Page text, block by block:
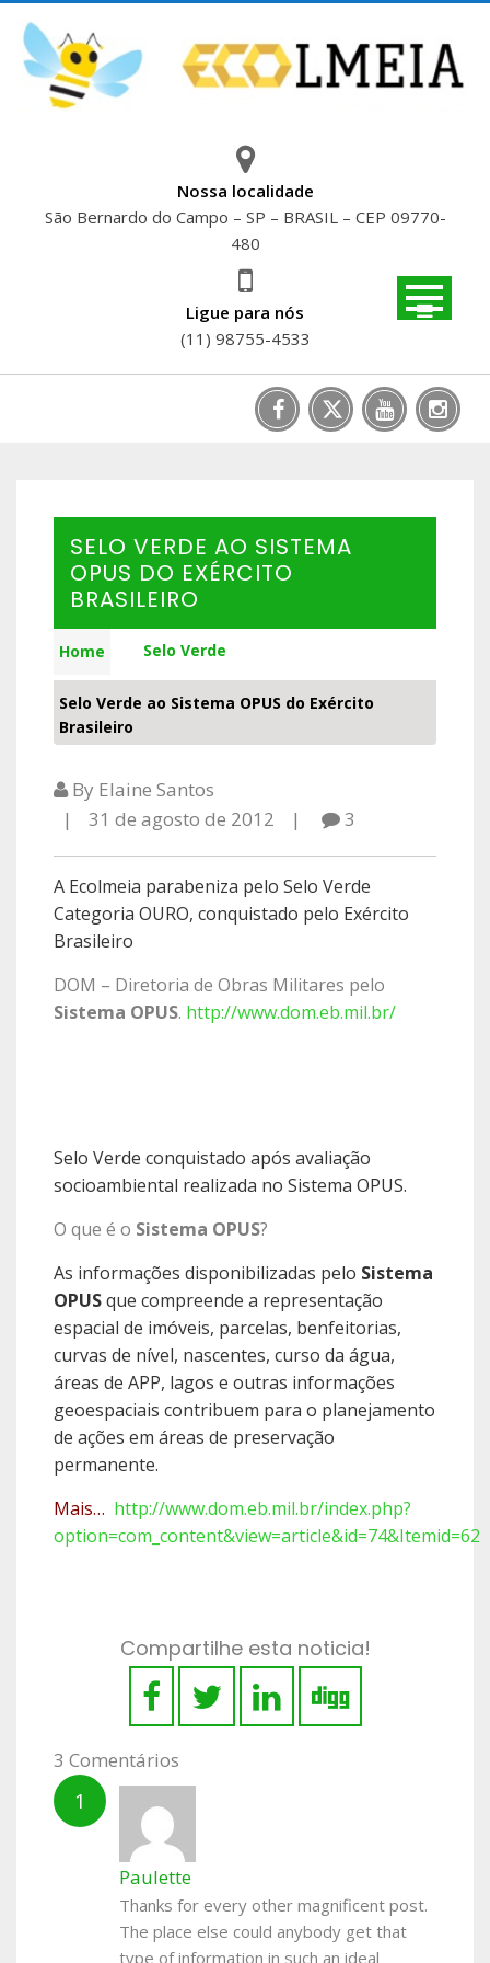
content
Nossa localidade
São Bernardo do Campo – SP – BRASIL – CEP 09770-
480
Ligue para nós
(11) 98755-4533
SELO VERDE AO SISTEMA
OPUS DO EXÉRCITO
BRASILEIRO
Home Selo Verde
Selo Verde ao Sistema OPUS do Exército
Brasileiro
By Elaine Santos
31 de agosto de 2012
3
A Ecolmeia parabeniza pelo Selo Verde
Categoria OURO, conquistado pelo Exército
Brasileiro
DOM – Diretoria de Obras Militares pelo
Sistema OPUS. http://www.dom.eb.mil.br/
Selo Verde conquistado após avaliação
socioambiental realizada no Sistema OPUS.
O que é o Sistema OPUS?
As informações disponibilizadas pelo Sistema
OPUSque compreende a representação
espacial de imóveis, parcelas, benfeitorias,
curvas de nível, nascentes, curso da água,
áreas de APP, lagos e outras informações
geoespaciais contribuem para o planejamento
de ações em áreas de preservação
permanente.
Mais… http://www.dom.eb.mil.br/index.php?
option=com_content&view=article&id=74&Itemid=62
Compartilhe esta noticia!
3 Comentários
Paulette
Thanks for every other magnificent post.
The place else could anybody get that
type of information in such an ideal